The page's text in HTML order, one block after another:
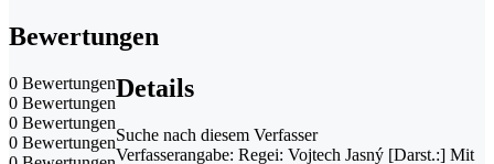
Bewertungen
0 Bewertungen
0 Bewertungen
0 Bewertungen
0 Bewertungen
Details
Suche nach diesem Verfasser
Verfasserangabe: Regei: Vojtech Jasný [Darst.:] Mit